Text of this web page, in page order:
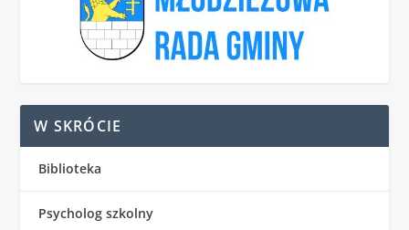
W SKRÓCIE
Biblioteka
Psycholog szkolny